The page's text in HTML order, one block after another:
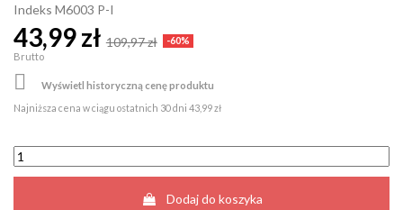
Indeks M6003 P-I
43,99 zł 109,97 zł -60%
Brutto

Wyświetl historyczną cenę produktu
Najniższa cena w ciągu ostatnich 30 dni 43,99 zł
Dodaj do koszyka